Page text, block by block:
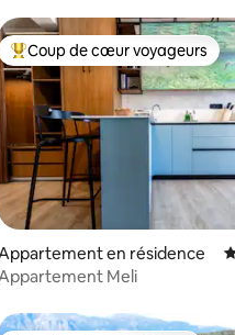
sur 5
sur la base de 210
Coups de cœur voyageurs les
Coup de cœur voyageurs
en résidence
Meli